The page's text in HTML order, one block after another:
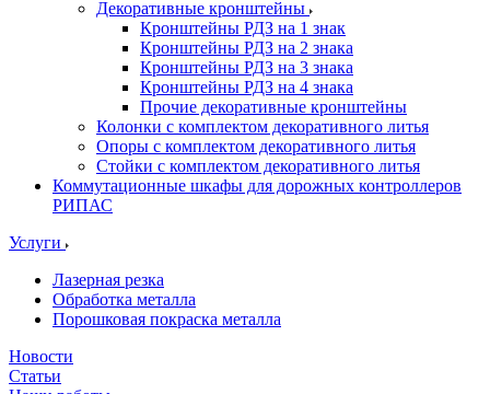
Декоративные кронштейны
Кронштейны РДЗ на 1 знак
Кронштейны РДЗ на 2 знака
Кронштейны РДЗ на 3 знака
Кронштейны РДЗ на 4 знака
Прочие декоративные кронштейны
Колонки с комплектом декоративного литья
Опоры с комплектом декоративного литья
Стойки с комплектом декоративного литья
Коммутационные шкафы для дорожных контроллеров
РИПАС
Услуги
Лазерная резка
Обработка металла
Порошковая покраска металла
Новости
Статьи